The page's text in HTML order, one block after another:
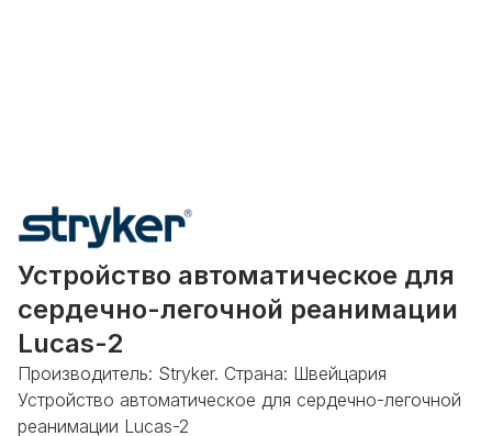
Устройство автоматическое для
сердечно-легочной реанимации
Lucas-2
Производитель: Stryker. Страна: Швейцария
Устройство автоматическое для сердечно-легочной
реанимации Lucas-2